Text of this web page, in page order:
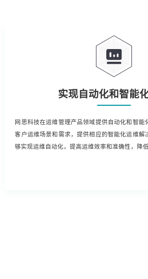
实现自动化和智能
网思科技在运维管理产品领域提供自动化和智能
客户运维场景和需求，提供相应的智能化运维解
够实现运维自动化，提高运维效率和准确性，降